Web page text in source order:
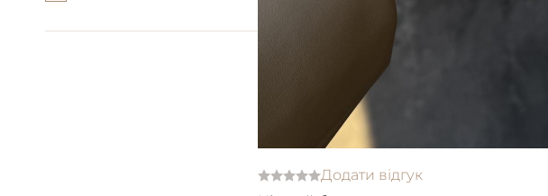
Додати відгук